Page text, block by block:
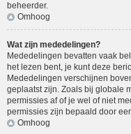
beheerder.
Omhoog
Wat zijn mededelingen?
Mededelingen bevatten vaak
het lezen bent, je kunt deze
Mededelingen verschijnen
geplaatst zijn. Zoals bij globale
permissies af of je wel of niet
permissies zijn bepaald door
Omhoog